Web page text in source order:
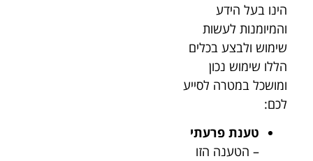
הינו בעל הידע
והמיומנות לעשות
שימוש ולבצע בכלים
הללו שימוש נכון
ומושכל במטרה לסייע
לכם:
טענת פרעתי
– הטענה הזו